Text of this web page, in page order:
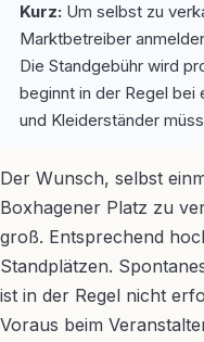
Kurz: Um selbst zu
Marktbetreiber
Die Standgebühr wird
beginnt in der Regel bei
und Kleiderständer
Der Wunsch, selbst
Boxhagener Platz zu
groß. Entsprechend
Standplätzen.
ist in der Regel nicht
Voraus beim